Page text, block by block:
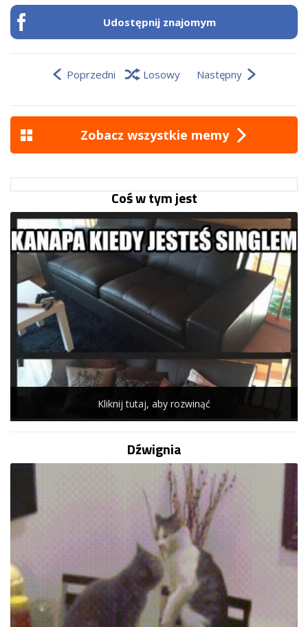
Udostępnij znajomym
Poprzedni Losowy Następny
Zobacz wszystkie memy
Coś w tym jest
Kliknij tutaj, aby rozwinąć
Dźwignia